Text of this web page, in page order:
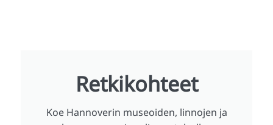
Retkikohteet
Koe Hannoverin museoiden, linnojen ja